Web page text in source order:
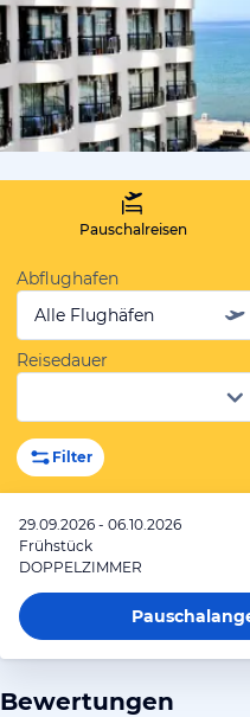
Pauschalreisen
Abflughafen
Alle Flughäfen
Reisedauer
Filter
29.09.2026 - 06.10.2026
Frühstück
DOPPELZIMMER
Bewertungen